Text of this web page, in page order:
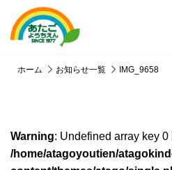
ホーム お知らせ一覧 IMG_9658
Warning: Undefined array key 0
/home/atagoyoutien/